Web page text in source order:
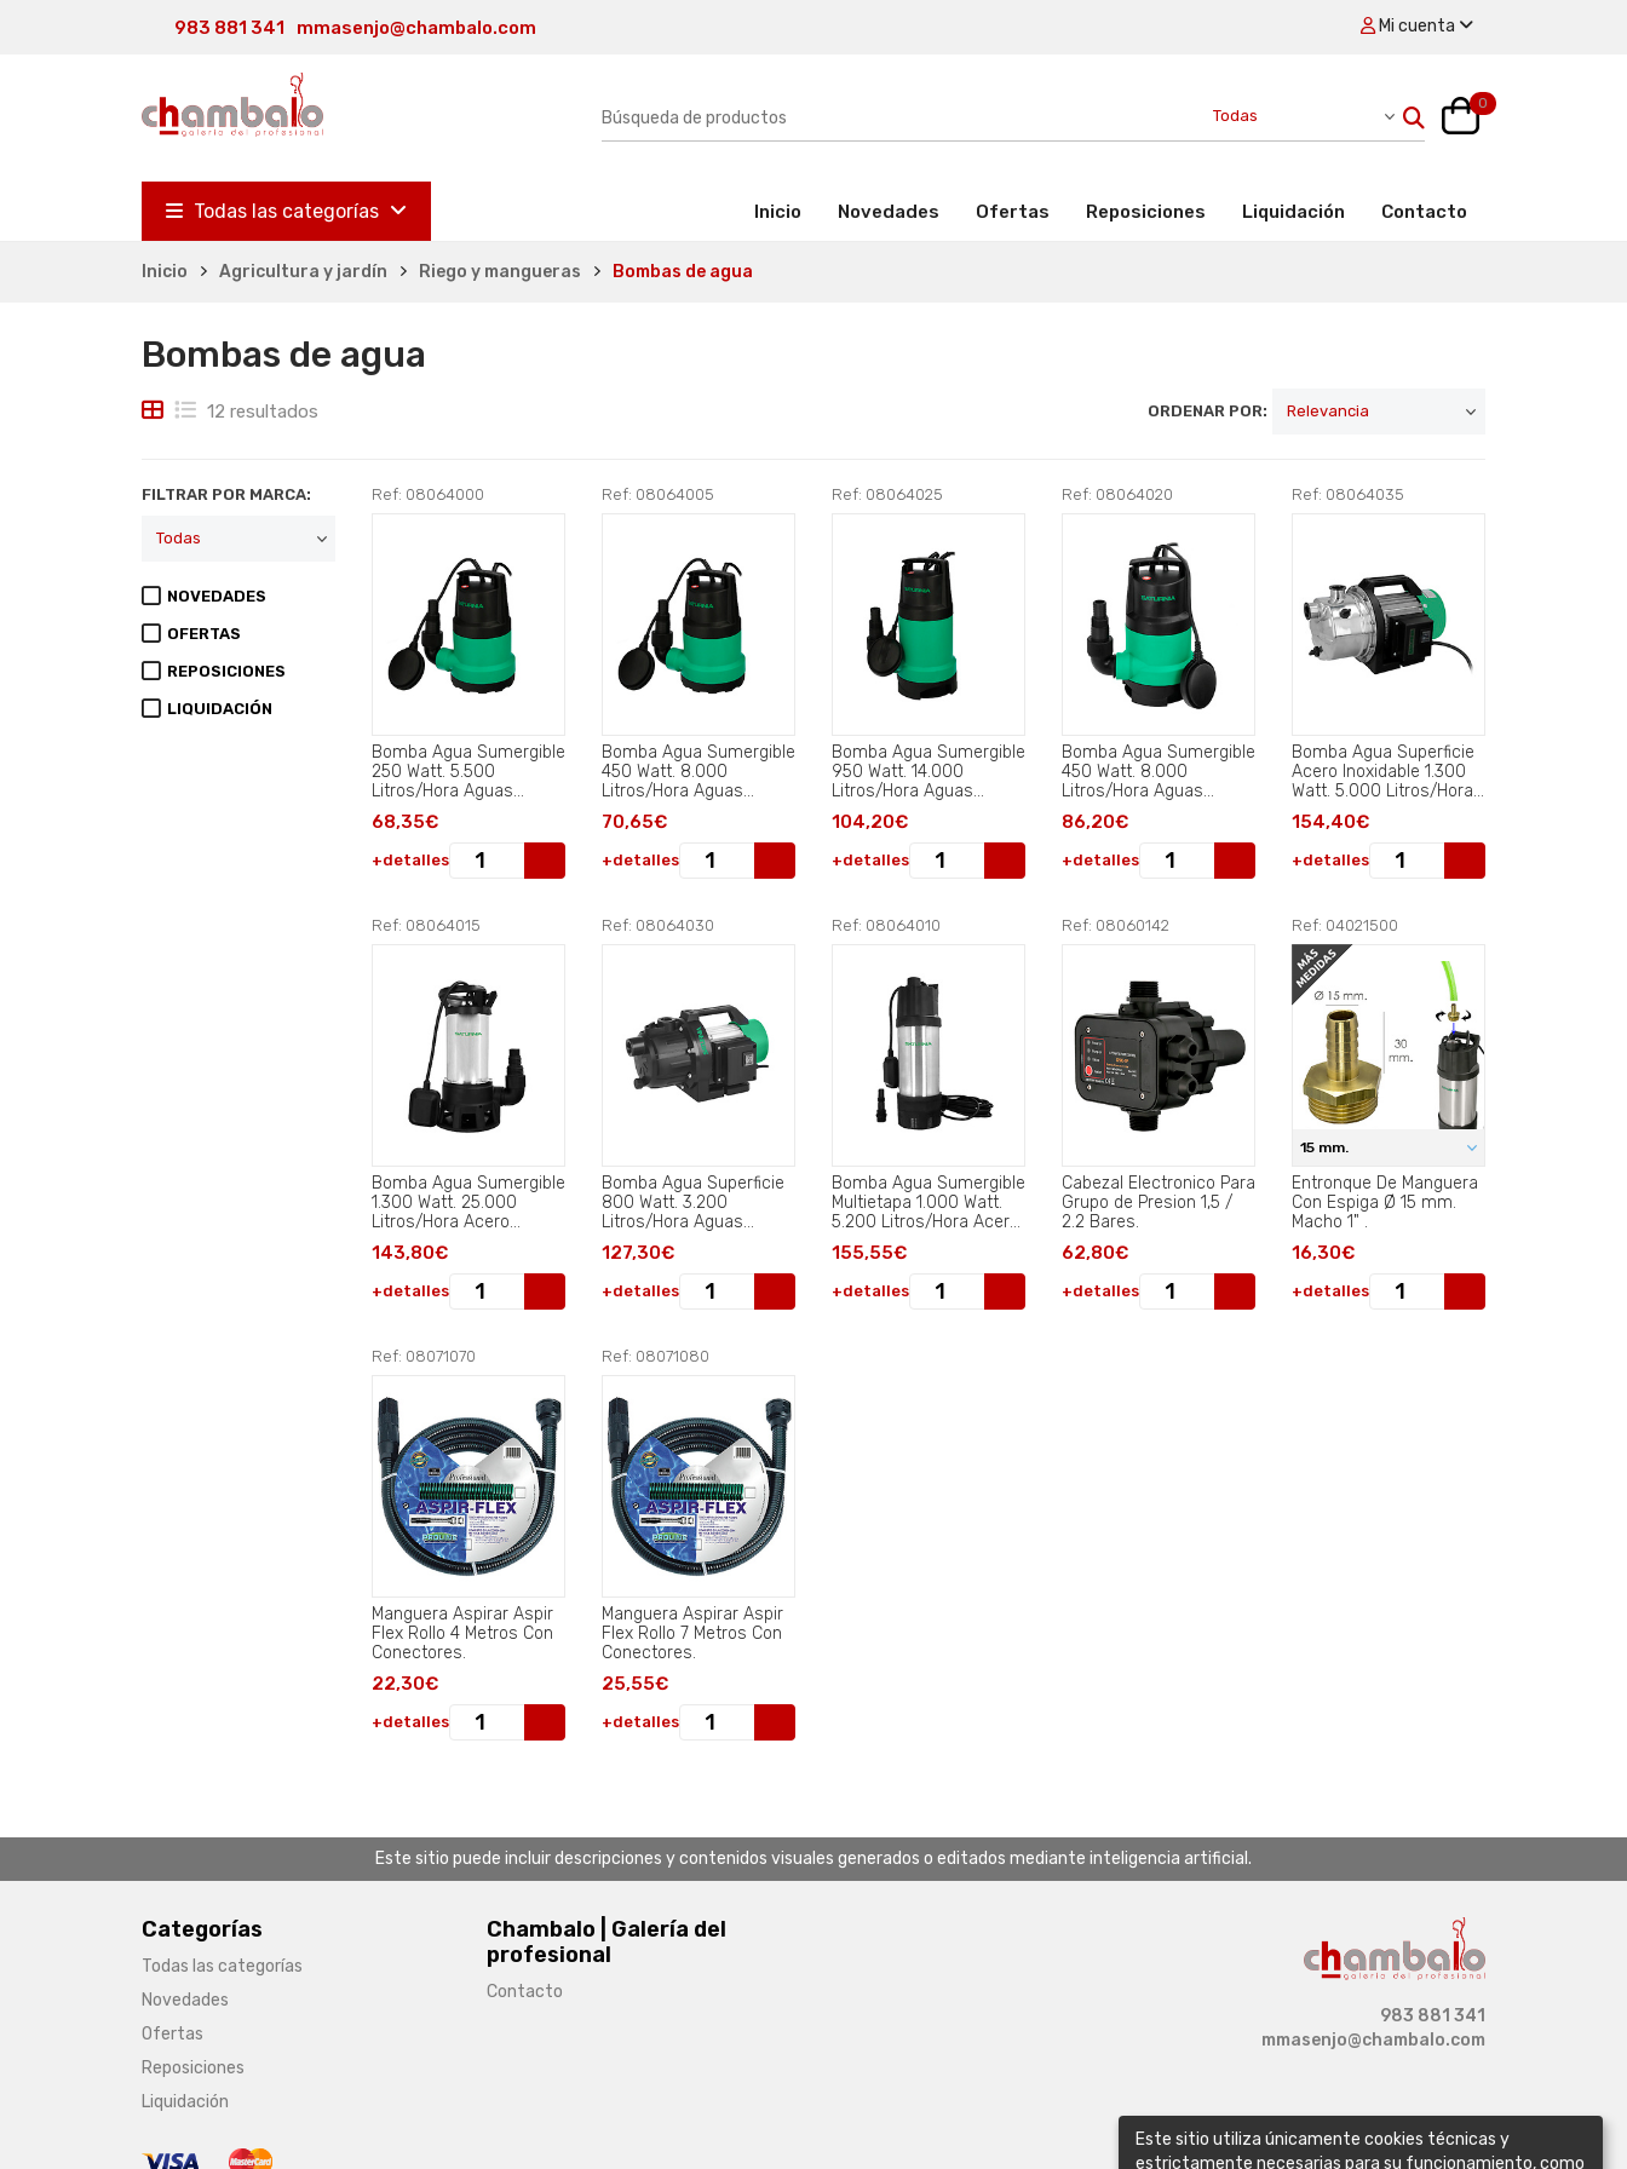
983 881 341 mmasenjo@chambalo.com Mi cuenta
0
Todas las categorías Inicio (activo)Novedades Ofertas Reposiciones Liquidación Contacto
Inicio Agricultura y jardín Riego y mangueras Bombas de agua
Bombas de agua
12 resultados ORDENAR POR:
FILTRAR POR MARCA:
NOVEDADES
OFERTAS
REPOSICIONES
LIQUIDACIÓN
Ref: 08064000
Bomba Agua Sumergible
250 Watt. 5.500
Litros/Hora Aguas
Limpias.
68,35€
+detalles
Ref: 08064005
Bomba Agua Sumergible
450 Watt. 8.000
Litros/Hora Aguas
Limpias.
70,65€
+detalles
Ref: 08064025
Bomba Agua Sumergible
950 Watt. 14.000
Litros/Hora Aguas
Sucias..
104,20€
+detalles
Ref: 08064020
Bomba Agua Sumergible
450 Watt. 8.000
Litros/Hora Aguas
Sucias..
86,20€
+detalles
Ref: 08064035
Bomba Agua Superficie
Acero Inoxidable 1.300
Watt. 5.000 Litros/Hora
Aguas Limpias.
154,40€
+detalles
Ref: 08064015
Bomba Agua Sumergible
1.300 Watt. 25.000
Litros/Hora Acero
Inoxidable. Aguas
Sucias..
143,80€
+detalles
Ref: 08064030
Bomba Agua Superficie
800 Watt. 3.200
Litros/Hora Aguas
Limpias..
127,30€
+detalles
Ref: 08064010
Bomba Agua Sumergible
Multietapa 1.000 Watt.
5.200 Litros/Hora Acero
Inoxidable Aguas
Limpias..
155,55€
+detalles
Ref: 08060142
Cabezal Electronico Para
Grupo de Presion 1,5 /
2.2 Bares.
62,80€
+detalles
Ref: 04021500
15 mm.
Entronque De Manguera
Con Espiga Ø 15 mm.
Macho 1" .
16,30€
+detalles
Ref: 08071070
Manguera Aspirar Aspir
Flex Rollo 4 Metros Con
Conectores.
22,30€
+detalles
Ref: 08071080
Manguera Aspirar Aspir
Flex Rollo 7 Metros Con
Conectores.
25,55€
+detalles
Este sitio puede incluir descripciones y contenidos visuales generados o editados mediante inteligencia artificial.
Categorías
Todas las categorías
Novedades
Ofertas
Reposiciones
Liquidación
Chambalo | Galería del
profesional
Contacto
983 881 341
mmasenjo@chambalo.com
Este sitio utiliza únicamente cookies técnicas y
estrictamente necesarias para su funcionamiento, como